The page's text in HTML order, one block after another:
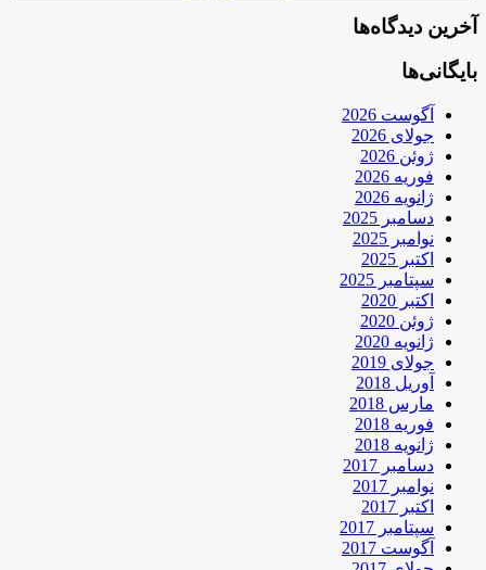
آخرین دیدگاه‌ها
بایگانی‌ها
آگوست 2026
جولای 2026
ژوئن 2026
فوریه 2026
ژانویه 2026
دسامبر 2025
نوامبر 2025
اکتبر 2025
سپتامبر 2025
اکتبر 2020
ژوئن 2020
ژانویه 2020
جولای 2019
آوریل 2018
مارس 2018
فوریه 2018
ژانویه 2018
دسامبر 2017
نوامبر 2017
اکتبر 2017
سپتامبر 2017
آگوست 2017